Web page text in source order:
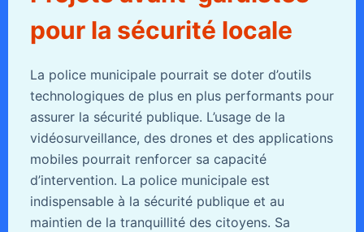
pour la sécurité locale
La police municipale pourrait se doter d’outils
technologiques de plus en plus performants pour
assurer la sécurité publique. L’usage de la
vidéosurveillance, des drones et des applications
mobiles pourrait renforcer sa capacité
d’intervention. La police municipale est
indispensable à la sécurité publique et au
maintien de la tranquillité des citoyens. Sa